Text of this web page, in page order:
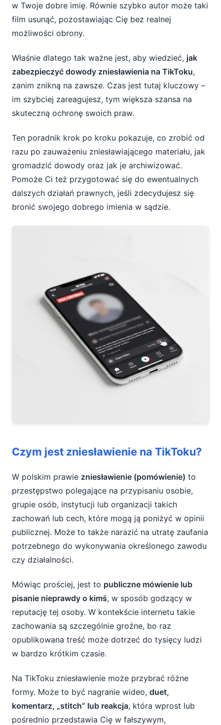
Potwierdzenie dowodów u notariusza –
kiedy warto?
dowodów
Jakie kroki prawne możesz podjąć po
zabezpieczeniu dowodów?
w Twoje dobre imię. Równie szybko autor może taki
film usunąć, pozostawiając Cię bez realnej
możliwości obrony.
Właśnie dlatego tak ważne jest, aby wiedzieć, jak
zabezpieczyć dowody zniesławienia na TikToku,
zanim znikną na zawsze. Czas jest tutaj kluczowy –
im szybciej zareagujesz, tym większa szansa na
skuteczną ochronę swoich praw.
Ten poradnik krok po kroku pokazuje, co zrobić od
razu po zauważeniu zniesławiającego materiału, jak
gromadzić dowody oraz jak je archiwizować.
Pomoże Ci też przygotować się do ewentualnych
dalszych działań prawnych, jeśli zdecydujesz się
bronić swojego dobrego imienia w sądzie.
Czym jest zniesławienie na TikToku?
W polskim prawie zniesławienie (pomówienie) to
przestępstwo polegające na przypisaniu osobie,
grupie osób, instytucji lub organizacji takich
zachowań lub cech, które mogą ją poniżyć w opinii
publicznej. Może to także narazić na utratę zaufania
potrzebnego do wykonywania określonego zawodu
czy działalności.
Mówiąc prościej, jest to publiczne mówienie lub
pisanie nieprawdy o kimś, w sposób godzący w
reputację tej osoby. W kontekście internetu takie
zachowania są szczególnie groźne, bo raz
opublikowana treść może dotrzeć do tysięcy ludzi
w bardzo krótkim czasie.
Na TikToku zniesławienie może przybrać różne
formy. Może to być nagranie wideo, duet,
komentarz, „stitch” lub reakcja, która wprost lub
pośrednio przedstawia Cię w fałszywym,